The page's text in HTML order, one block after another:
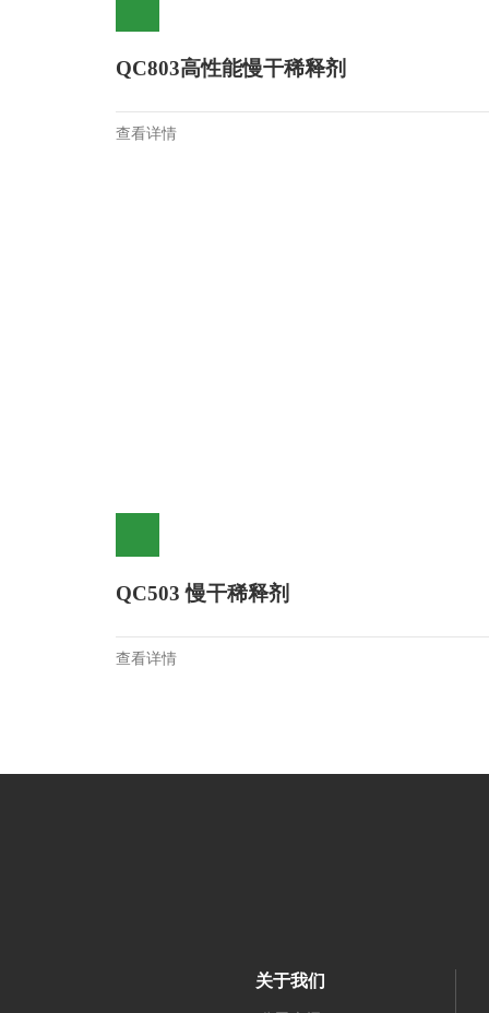
QC803高性能慢干稀释剂
查看详情
QC503 慢干稀释剂
查看详情
关于我们